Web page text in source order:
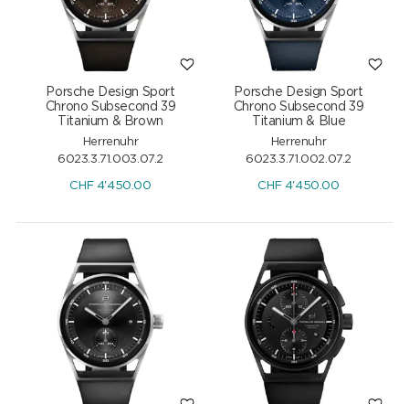
Porsche Design Sport
Chrono Subsecond 39
Titanium & Brown
Herrenuhr
6023.3.71.003.07.2
CHF4'450.00
Porsche Design Sport
Chrono Subsecond 39
Titanium & Blue
Herrenuhr
6023.3.71.002.07.2
CHF4'450.00